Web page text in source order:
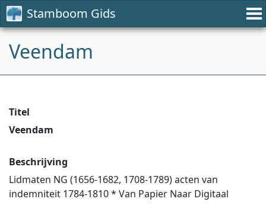
Stamboom Gids
Veendam
Titel
Veendam
Beschrijving
Lidmaten NG (1656-1682, 1708-1789) acten van
indemniteit 1784-1810 * Van Papier Naar Digitaal